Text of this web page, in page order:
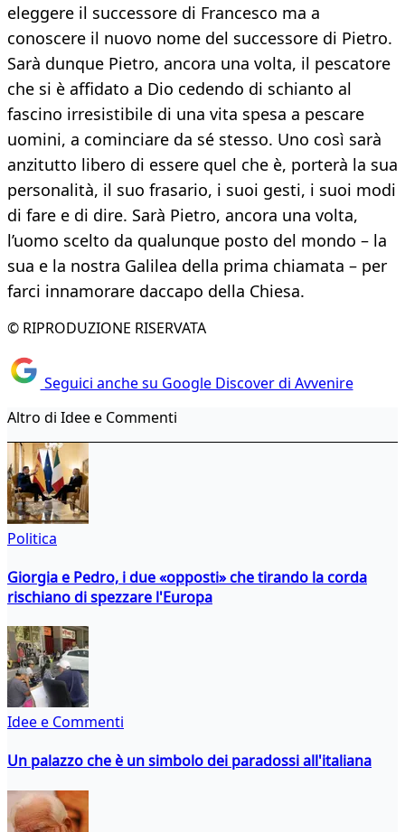
eleggere il successore di Francesco ma a
conoscere il nuovo nome del successore di Pietro.
Sarà dunque Pietro, ancora una volta, il pescatore
che si è affidato a Dio cedendo di schianto al
fascino irresistibile di una vita spesa a pescare
uomini, a cominciare da sé stesso. Uno così sarà
anzitutto libero di essere quel che è, porterà la sua
personalità, il suo frasario, i suoi gesti, i suoi modi
di fare e di dire. Sarà Pietro, ancora una volta,
l’uomo scelto da qualunque posto del mondo – la
sua e la nostra Galilea della prima chiamata – per
farci innamorare daccapo della Chiesa.
© RIPRODUZIONE RISERVATA
Seguici anche su Google Discover di Avvenire
Altro di Idee e Commenti
Politica
Giorgia e Pedro, i due «opposti» che tirando la corda
rischiano di spezzare l'Europa
Idee e Commenti
Un palazzo che è un simbolo dei paradossi all'italiana